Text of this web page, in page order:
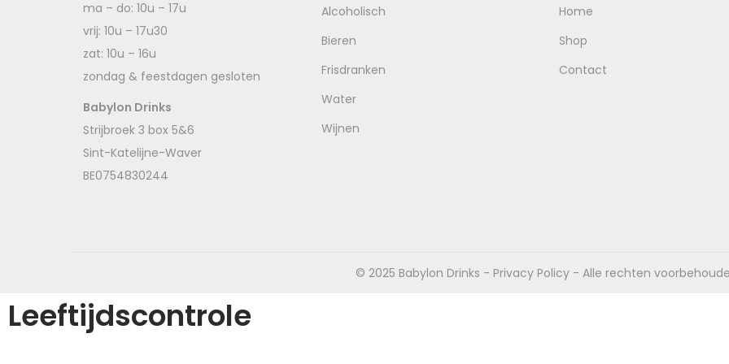
ma – do: 10u – 17u
vrij: 10u – 17u30
zat: 10u – 16u
zondag & feestdagen gesloten
Babylon Drinks
Strijbroek 3 box 5&6
Sint-Katelijne-Waver
BE0754830244
Alcoholisch
Bieren
Frisdranken
Water
Wijnen
Home
Shop
Contact
© 2025 Babylon Drinks - Privacy Policy - Alle rechten
Leeftijdscontrole